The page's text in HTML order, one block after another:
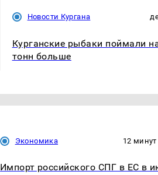
Новости Кургана
Курганские рыбаки поймали
тонн больше
Экономика 12
Импорт российского СПГ в ЕС в